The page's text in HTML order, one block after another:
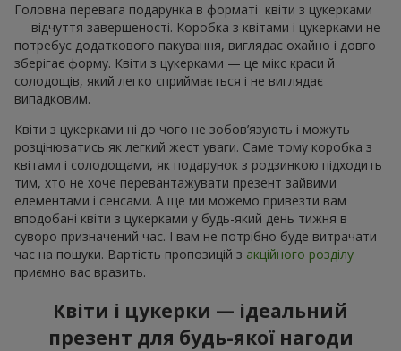
Головна перевага подарунка в форматі квіти з цукерками
— відчуття завершеності. Коробка з квітами і цукерками не
потребує додаткового пакування, виглядає охайно і довго
зберігає форму. Квіти з цукерками — це мікс краси й
солодощів, який легко сприймається і не виглядає
випадковим.
Квіти з цукерками ні до чого не зобов’язують і можуть
розцінюватись як легкий жест уваги. Саме тому коробка з
квітами і солодощами, як подарунок з родзинкою підходить
тим, хто не хоче перевантажувати презент зайвими
елементами і сенсами. А ще ми можемо привезти вам
вподобані квіти з цукерками у будь-який день тижня в
суворо призначений час. І вам не потрібно буде витрачати
час на пошуки. Вартість пропозицій з акційного розділу
приємно вас вразить.
Квіти і цукерки — ідеальний
презент для будь-якої нагоди